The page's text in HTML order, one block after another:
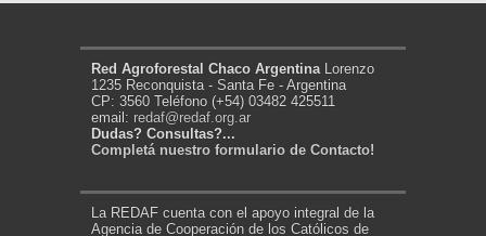
Red Agroforestal Chaco ArgentinaLorenzo
1235 Reconquista - Santa Fe - Argentina
CP: 3560 Teléfono (+54) 03482 425511
email: redaf@redaf.org.ar
Dudas? Consultas?...
Completá nuestro formulario de Contacto!
La REDAF cuenta con el apoyo integral de la
Agencia de Cooperación de los Católicos de